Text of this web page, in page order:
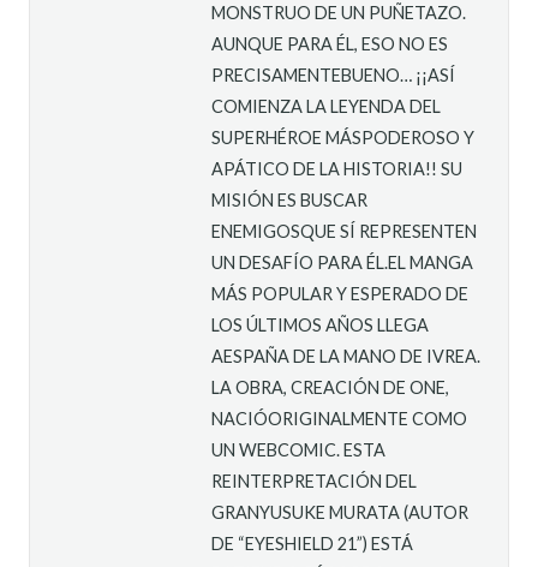
MONSTRUO DE UN PUÑETAZO.
AUNQUE PARA ÉL, ESO NO ES
PRECISAMENTEBUENO… ¡¡ASÍ
COMIENZA LA LEYENDA DEL
SUPERHÉROE MÁSPODEROSO Y
APÁTICO DE LA HISTORIA!! SU
MISIÓN ES BUSCAR
ENEMIGOSQUE SÍ REPRESENTEN
UN DESAFÍO PARA ÉL.EL MANGA
MÁS POPULAR Y ESPERADO DE
LOS ÚLTIMOS AÑOS LLEGA
AESPAÑA DE LA MANO DE IVREA.
LA OBRA, CREACIÓN DE ONE,
NACIÓORIGINALMENTE COMO
UN WEBCOMIC. ESTA
REINTERPRETACIÓN DEL
GRANYUSUKE MURATA (AUTOR
DE “EYESHIELD 21”) ESTÁ